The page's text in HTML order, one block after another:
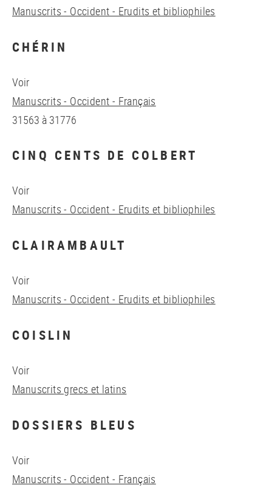
Manuscrits - Occident - Erudits et bibliophiles
CHÉRIN
Voir
Manuscrits - Occident - Français
31563 à 31776
CINQ CENTS DE COLBERT
Voir
Manuscrits - Occident - Erudits et bibliophiles
CLAIRAMBAULT
Voir
Manuscrits - Occident - Erudits et bibliophiles
COISLIN
Voir
Manuscrits grecs et latins
DOSSIERS BLEUS
Voir
Manuscrits - Occident - Français